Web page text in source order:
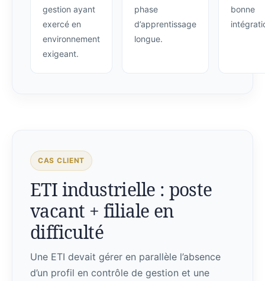
gestion ayant
exercé en
environnement
exigeant.
phase
d’apprentissage
longue.
bonne
CAS CLIENT
ETI industrielle : poste
vacant + filiale en
difficulté
Une ETI devait gérer en parallèle l’absence
d’un profil en contrôle de gestion et une